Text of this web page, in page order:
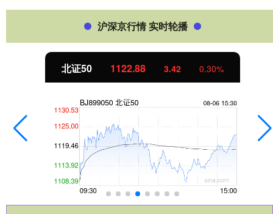
沪深京行情 实时轮播
北证50 1122.88 3.42 0.30%